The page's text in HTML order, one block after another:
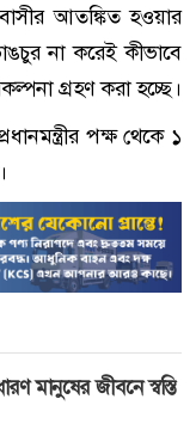
আতঙ্কিত হওয়ার
না করেই কীভাবে
গ্রহণ করা হচ্ছে।
পক্ষ থেকে ১
মানুষের জীবনে স্বস্তি